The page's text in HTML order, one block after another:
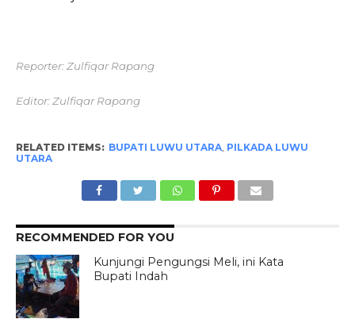
Reporter: Zulfiqar Rapang
Editor: Zulfiqar Rapang
RELATED ITEMS: BUPATI LUWU UTARA, PILKADA LUWU
UTARA
RECOMMENDED FOR YOU
Kunjungi Pengungsi Meli, ini Kata
Bupati Indah